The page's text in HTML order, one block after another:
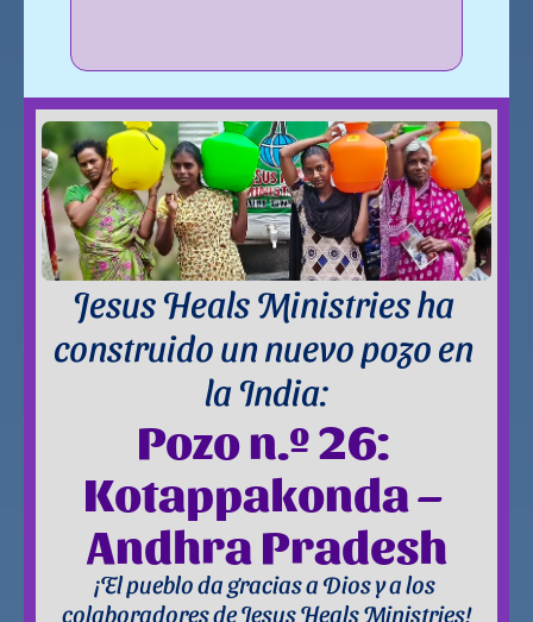
Jesus Heals Ministries ha
construido un nuevo pozo en
la India:
Pozo n.º 26:
Kotappakonda –
Andhra Pradesh
¡El pueblo da gracias a Dios y a los
colaboradores de Jesus Heals Ministries!